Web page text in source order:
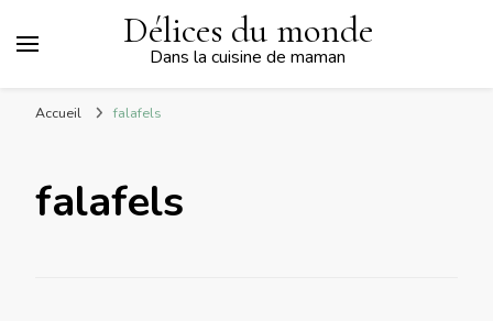
Délices du monde
Dans la cuisine de maman
Accueil falafels
falafels